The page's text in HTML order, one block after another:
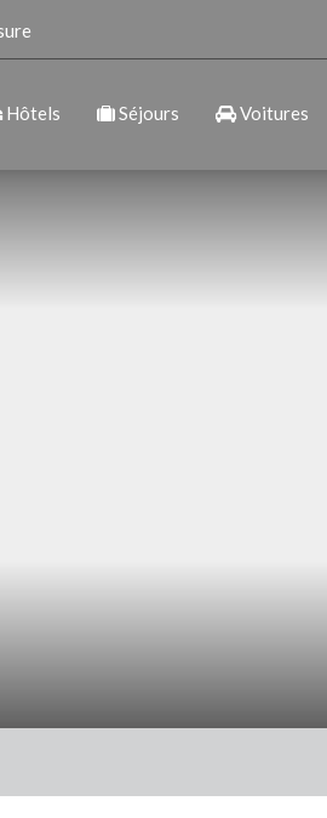
Hôtels Séjours Voitures